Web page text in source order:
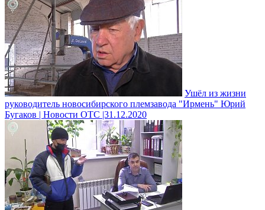
Ушёл из жизни
руководитель новосибирского племзавода "Ирмень" Юрий
Бугаков | Новости ОТС |31.12.2020